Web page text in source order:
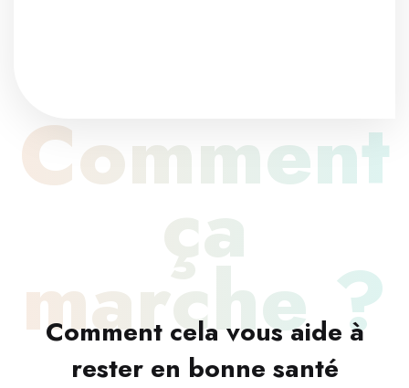
Comment
marche ?
Comment cela vous aide à
rester en bonne santé